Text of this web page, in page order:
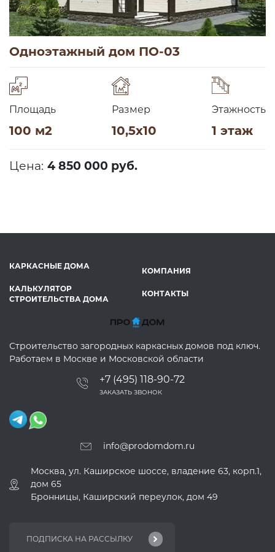
Одноэтажный дом ПО-03
Площадь
100 м2
Размер
10,5х10
Этажность
1 этаж
Цена: 4 850 000 руб.
КАРКАСНЫЕ ДОМА
КАЛЬКУЛЯТОР
СТРОИТЕЛЬСТВА ДОМА
КОМПАНИЯ
КОНТАКТЫ
Строительство загородных каркасных домов под ключ.
Работаем в Москве и Московской области
+7 (495) 118-90-72
ЗАКАЗАТЬ ЗВОНОК
info@prodomdom.ru
Москва, ул. Каширское шоссе, владение 63, корп.1,
дом 65
Бронницы, Каширский переулок, дом 49